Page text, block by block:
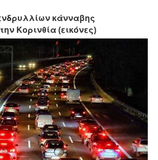
κάνναβης
Κορινθία (εικόνες)